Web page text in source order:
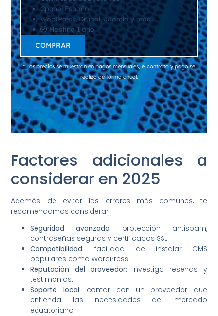
Cpanel Español
WordPress, Drupal, Joomla y más…
Hosting 1 año
COMPRAR
* Los precios se muestran en pagos mensuales, el contrato y pago se
realiza de forma anual.
Factores adicionales a
considerar en 2025
Además de evitar los errores más comunes, te
recomendamos considerar:
Seguridad avanzada: protección antispam,
contraseñas seguras y certificados SSL.
Compatibilidad: facilidad de instalar CMS
populares como WordPress.
Reputación del proveedor: investiga reseñas y
testimonios.
Soporte local: contar con un proveedor que
entienda las necesidades del mercado
ecuatoriano.